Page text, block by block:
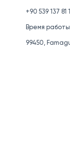
+90 539 137 81
Время
99450,